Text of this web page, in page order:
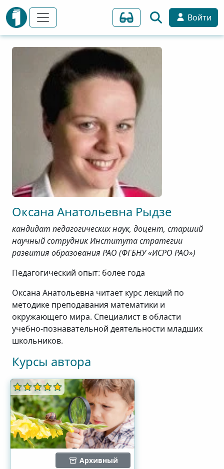
Войти
Оксана Анатольевна Рыдзе
кандидат педагогических наук, доцент, старший
научный сотрудник Института стратегии
развития образования РАО (ФГБНУ «ИСРО РАО»)
Педагогический опыт: более года
Оксана Анатольевна читает курс лекций по
методике преподавания математики и
окружающего мира. Специалист в области
учебно-познавательной деятельности младших
школьников.
Курсы автора
Архивный